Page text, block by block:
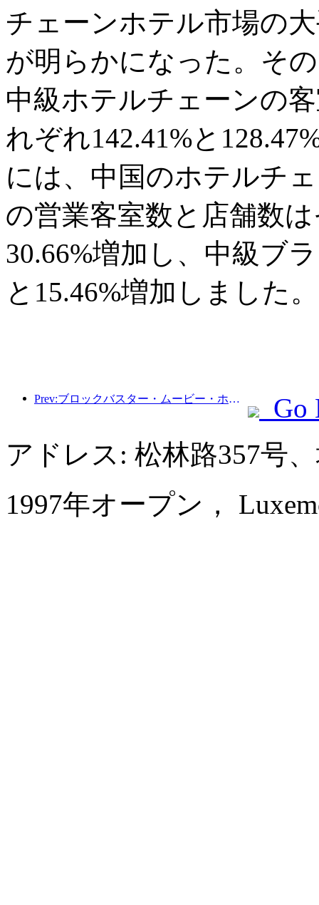
チェーンホテル市場の
が明らかになった。そ
中級ホテルチェーンの
れぞれ142.41%と
には、中国のホテルチ
の営業客室数と店舗数
30.66%増加し、中級ブ
と15.46%増加しました。
Prev:ブロックバスター・ムービー・ホテル：光と影の旅に浸るブロックバスター・ムービー・ホテルは、新たな旅行体験を定義します
Go
アドレス: 松林路357号
1997年オープン，